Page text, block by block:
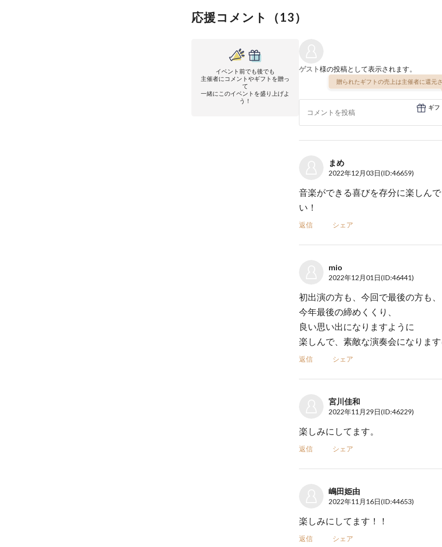
応援コメント（13）
イベント前でも後でも
主催者にコメントやギフトを贈っ
て
一緒にこのイベントを盛り上げよ
う！
ゲスト様の投稿として表示されます。
贈られたギフトの売上は主催者に還元
ギフ
まめ
2022年12月03日(ID:46659)
音楽ができる喜びを存分に楽しん
い！
返信 シェア
mio
2022年12月01日(ID:46441)
初出演の方も、今回で最後の方も、
今年最後の締めくくり、
良い思い出になりますように
楽しんで、素敵な演奏会になりま
返信 シェア
宮川佳和
2022年11月29日(ID:46229)
楽しみにしてます。
返信 シェア
嶋田姫由
2022年11月16日(ID:44653)
楽しみにしてます！！
返信 シェア